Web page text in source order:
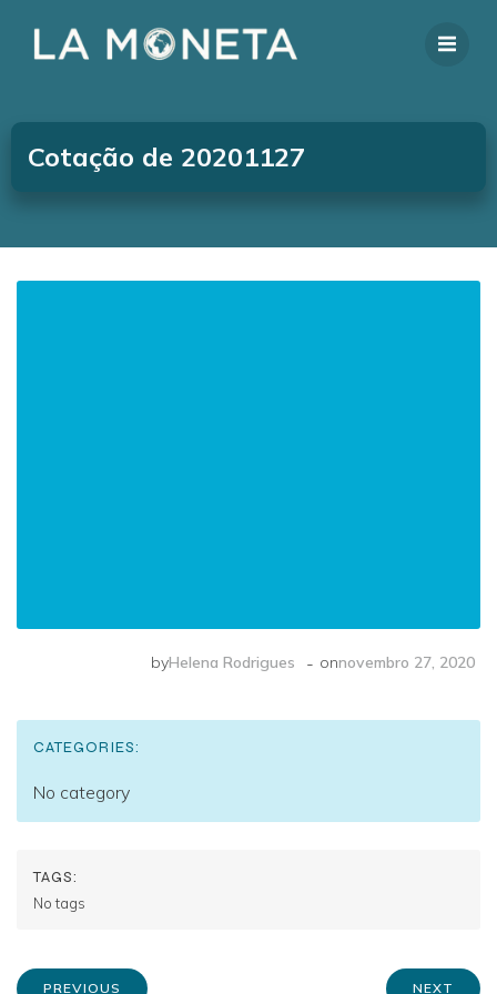
Cotação de 20201127
byHelena Rodrigues - onnovembro 27, 2020
CATEGORIES:
No category
TAGS:
No tags
PREVIOUS NEXT